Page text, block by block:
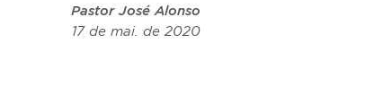
Pastor José Alonso
17 de mai. de 2020